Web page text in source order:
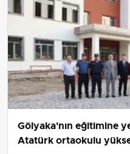
Gölyaka'nın eğitimine
Atatürk ortaokulu